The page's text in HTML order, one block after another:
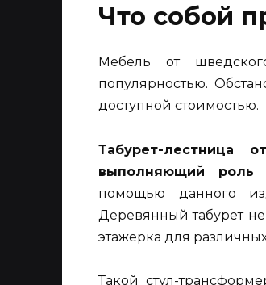
Что собой
Мебель от
популярностью.
доступной стоимостью.
Табурет-
выполняющий роль
помощью данного
Деревянный табурет
этажерка для
Такой стул-